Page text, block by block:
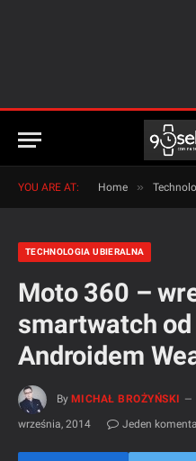
YOU ARE AT: Home »
TECHNOLOGIA UBIERALNA
Moto 360 –
smartwatch
Androidem
By MICHAŁ BROŻYŃSKI
września, 2014
Jeden